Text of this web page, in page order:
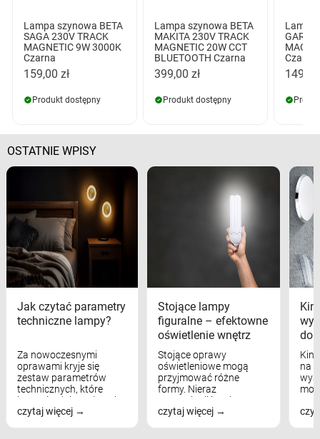
Lampa szynowa BETA
SAGA 230V TRACK
MAGNETIC 9W 3000K
Czarna
159,00 zł
Produkt dostępny
Lampa szynowa BETA
MAKITA 230V TRACK
MAGNETIC 20W CCT
BLUETOOTH Czarna
399,00 zł
Produkt dostępny
Lampa
GARY
Czarna
149,00
OSTATNIE WPISY
Jak czytać parametry
techniczne lampy?
Za nowoczesnymi
oprawami kryje się
zestaw parametrów
technicznych, które
bezpośrednio wpływają
na komfort widzenia,
czytaj więcej
Stojące lampy
figuralne – efektowne
oświetlenie wnętrz
Stojące oprawy
oświetleniowe mogą
przyjmować różne
formy. Nieraz
wspominaliśmy już
modele na łukowych
czytaj więcej
na